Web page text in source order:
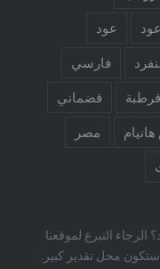
عود
فارسي
قرطبة قضماني
مصر
التبرع لموقعنا
محل تقدير كبير.